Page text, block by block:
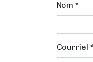
Nom *
Courriel *